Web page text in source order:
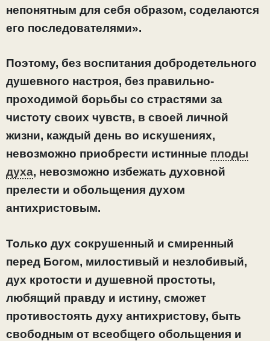
непонятным для себя образом, соделаются
его последователями».
Поэтому, без воспитания добродетельного
душевного настроя, без правильно-
проходимой борьбы со страстями за
чистоту своих чувств, в своей личной
жизни, каждый день во искушениях,
невозможно приобрести истинные плоды
духа, невозможно избежать духовной
прелести и обольщения духом
антихристовым.
Только дух сокрушенный и смиренный
перед Богом, милостивый и незлобивый,
дух кротости и душевной простоты,
любящий правду и истину, сможет
противостоять духу антихристову, быть
свободным от всеобщего обольщения и